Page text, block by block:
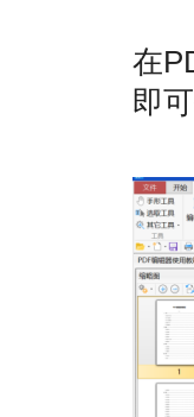
在
即